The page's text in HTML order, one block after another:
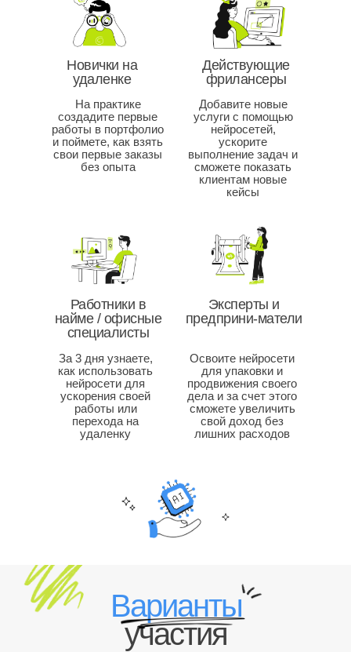
Практика:
Создадите собственную обложку
для книги (или личного проекта)
Подготовите простой, но
стильный баннер без фотошопа и
(промпт)
Какие ошибки совершают новички, и
как их избежать
Как буквально за 5 минут можно
создать продающее изображение
даже с телефона
Практика:
Сделаете короткое видео на основе
текста – идеально для соцсетей и
Озвучите свой текст голосом через
нейросеть и получите свой первый
аудиофайл!
хотите сидеть на фриланс-биржах
Какие видео заказывают чаще
всего, и как на этом можно
стабильно зарабатывать
На практике
создадите первые
работы в портфолио
и поймете, как взять
свои первые заказы
без опыта
Добавите новые
услуги с помощью
нейросетей,
ускорите
выполнение задач и
сможете показать
клиентам новые
кейсы
За 3 дня узнаете,
как использовать
нейросети для
ускорения своей
работы или
перехода на
удаленку
Освоите нейросети
для упаковки и
продвижения своего
дела и за счет этого
сможете увеличить
свой доход без
лишних расходов
Новички на
удаленке
Действующие
фрилансеры
Работники в
найме / офисные
специалисты
Эксперты и
предприни-матели
Варианты
участия